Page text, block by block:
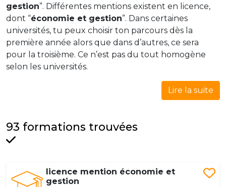
gestion”. Différentes mentions existent en licence,
dont “économie et gestion”. Dans certaines
universités, tu peux choisir ton parcours dès la
première année alors que dans d’autres, ce sera
pour la troisième. Ce n’est pas du tout homogène
selon les universités.
Lire la suite
93 formations trouvées
licence mention économie et
gestion